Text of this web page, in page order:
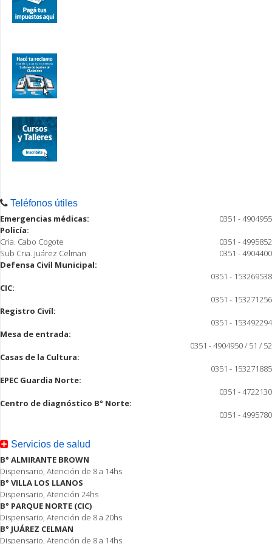
Teléfonos útiles
Emergencias médicas:
0351 - 4904955
Policía:
Cria. Cabo Cogote
0351 - 4995852
Sub Cria. Juárez Celman
0351 - 4904400
Defensa Civíl Municipal:
0351 - 153269538
CIC:
0351 - 153271256
Registro Civíl:
0351 - 153492294
Mesa de entrada:
0351 - 4904950 / 51 / 52
Casas de la Cultura:
0351 - 153271885
EPEC Guardia Norte:
0351 - 4722130
Centro de diagnóstico B° Norte:
0351 - 4995780
Servicios de salud
B° ALMIRANTE BROWN
Dispensario, Atención de 8 a 14hs
B° VILLA LOS LLANOS
Dispensario, Atención 24hs
B° PARQUE NORTE (CIC)
Dispensario, Atención de 8 a 20hs
B° JUÁREZ CELMAN
Dispensario, Atención de 8 a 14hs.